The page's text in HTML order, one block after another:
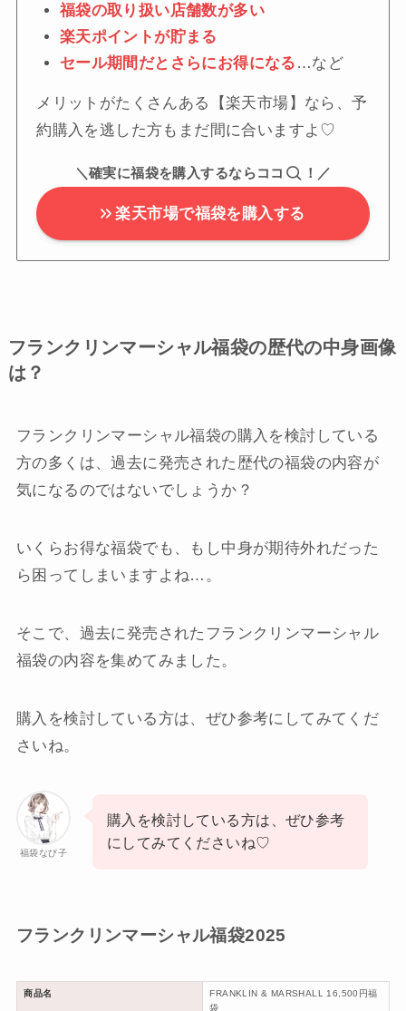
福袋の取り扱い店舗数が多い
楽天ポイントが貯まる
セール期間だとさらにお得になる …など
メリットがたくさんある【楽天市場】なら、予
約購入を逃した方もまだ間に合いますよ♡
＼確実に福袋を購入するならココ ！／
楽天市場で福袋を購入する
フランクリンマーシャル福袋の歴代の中身画像
は？
フランクリンマーシャル福袋の購入を検討している
方の多くは、過去に発売された歴代の福袋の内容が
気になるのではないでしょうか？
いくらお得な福袋でも、もし中身が期待外れだった
ら困ってしまいますよね…。
そこで、過去に発売されたフランクリンマーシャル
福袋の内容を集めてみました。
購入を検討している方は、ぜひ参考にしてみてくだ
さいね。
福袋なび子
購入を検討している方は、ぜひ参考
にしてみてくださいね♡
フランクリンマーシャル福袋2025
商品名
FRANKLIN & MARSHALL 16,500円福
袋